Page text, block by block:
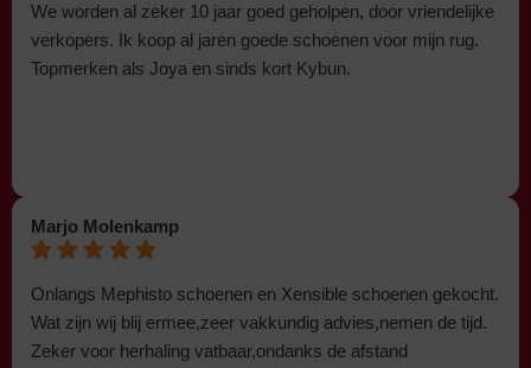
We worden al zeker 10 jaar goed geholpen, door vriendelijke
verkopers. Ik koop al jaren goede schoenen voor mijn rug.
Topmerken als Joya en sinds kort Kybun.
Marjo Molenkamp
Onlangs Mephisto schoenen en Xensible schoenen gekocht.
Wat zijn wij blij ermee,zeer vakkundig advies,nemen de tijd.
Zeker voor herhaling vatbaar,ondanks de afstand